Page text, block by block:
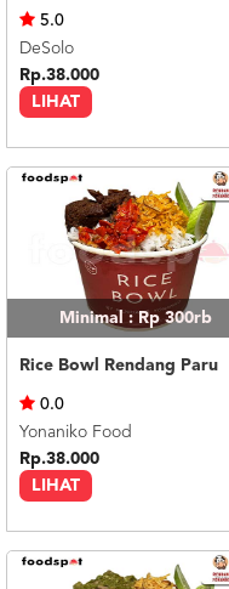
LIHAT
5.0
DeSolo
Rp.38.000
Minimal : Rp 300rb
Rice Bowl Rendang Paru
LIHAT
0.0
Yonaniko Food
Rp.38.000